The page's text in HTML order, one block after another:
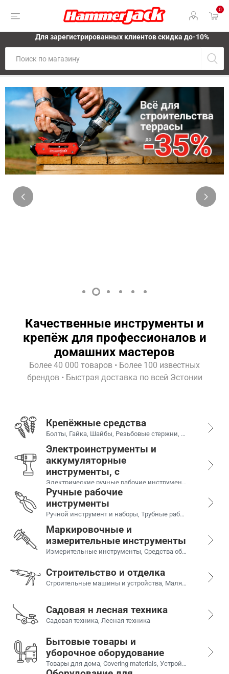
0
Для зарегистрированных клиентов скидка до-10%
Качественные инструменты и
крепёж для профессионалов и
домашних мастеров
Более 40 000 товаров • Более 100 известных
брендов • Быстрая доставка по всей Эстонии
Крепёжные средства
Болты, Гайка, Шайбы, Резьбовые стержни, Винты, Заклёпки, Штифты, шплинты, Специальный крепеж, Дюбели, анкера и винты для бетона, Уголки и прибиваемые пластины, Принадлежности для бетонных работ, Гвозди, Монтажные комплекты, Тросы, цепи и их принадлежности, Мебельные болты и шурупы, Защелки, петли, качельные крюки
Электроинструменты и
аккумуляторные
инструменты, с
Электрические ручные рабочие инструменты, Аккумуляторные рабочие инструменты, Деревообрабатывающие станки, Metalworking machines, Сварочное оборудование, Аксессуары для электроинструментов и станков, Генераторы
Ручные рабочие
инструменты
Ручной инструмент и наборы, Трубные рабочие инструменты, Газовые и паяльные рабочие инструменты, Рабочие инструменты жестянщика
Маркировочные и
измерительные инструменты
Измерительные инструменты, Средства обозначения
Строительство и отделка
Строительные машины и устройства, Малярные принадлежности, Лестницы и подмостки, Принадлежности для укладки плитки, Рабочие инструменты для кладки, Строительные материалы, Строительная химия, Ленты
Садовая н лесная техника
Садовая техника, Лесная техника
Бытовые товары и
уборочное оборудование
Товары для дома, Covering materials, Устройства для чистки и уборки, Tуристическое оборудование